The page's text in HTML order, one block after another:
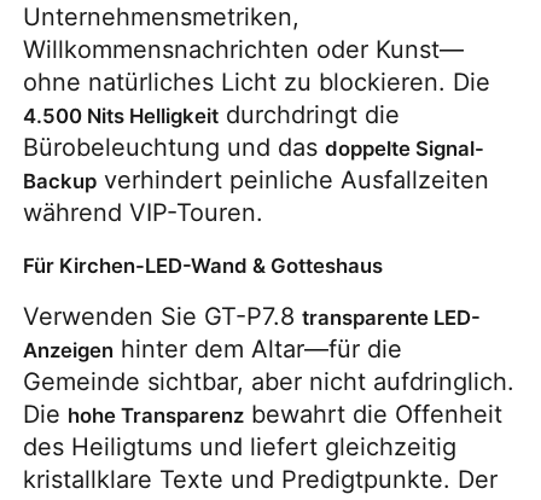
Unternehmensmetriken,
Willkommensnachrichten oder Kunst—
4.500 Nits Helligkeit durchdringt die
Bürobeleuchtung und das doppelte Signal-
Backup verhindert peinliche Ausfallzeiten
während VIP-Touren.
Für Kirchen-LED-Wand & Gotteshaus
Verwenden Sie GT-P7.8 transparente LED-
Anzeigen hinter dem Altar—für die
Gemeinde sichtbar, aber nicht aufdringlich.
Die hohe Transparenz bewahrt die Offenheit
des Heiligtums und liefert gleichzeitig